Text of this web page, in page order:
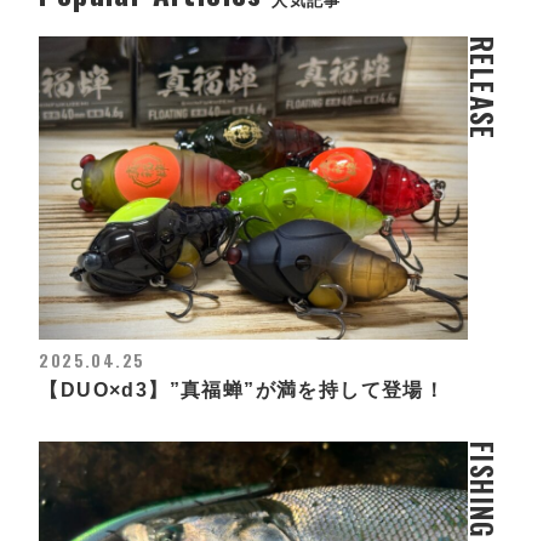
RELEASE
2025.04.25
【DUO×d3】”真福蝉”が満を持して登場！
FISHING